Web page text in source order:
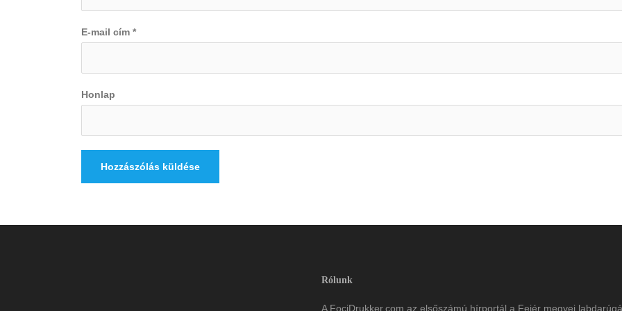
E-mail cím *
Honlap
Rólunk
A FociDrukker.com az elsőszámú hírportál a Fejér megyei